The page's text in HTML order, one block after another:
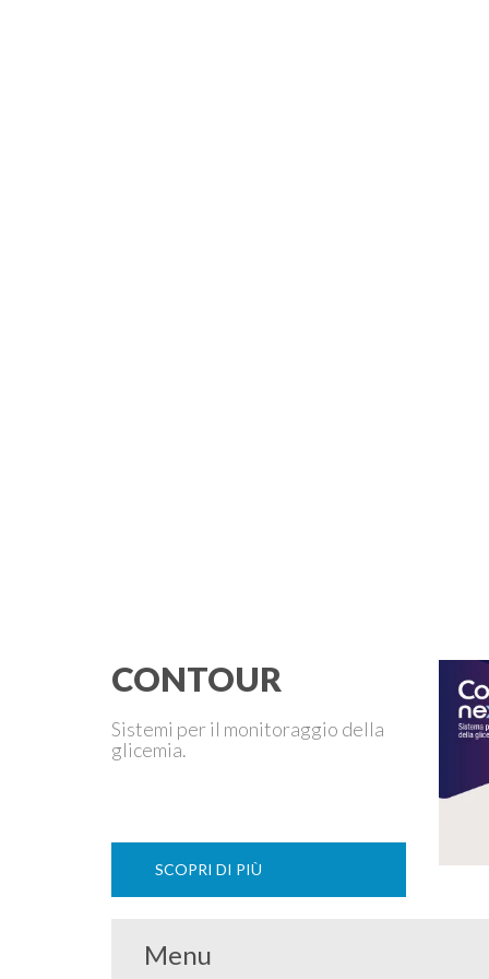
CONTOUR
Sistemi per il monitoraggio della
glicemia.
SCOPRI DI PIÙ
Menu